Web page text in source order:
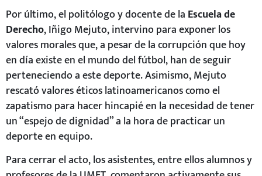
Por último, el politólogo y docente de la Escuela de
Derecho, Iñigo Mejuto, intervino para exponer los
valores morales que, a pesar de la corrupción que hoy
en día existe en el mundo del fútbol, han de seguir
perteneciendo a este deporte. Asimismo, Mejuto
rescató valores éticos latinoamericanos como el
zapatismo para hacer hincapié en la necesidad de tener
un “espejo de dignidad” a la hora de practicar un
deporte en equipo.
Para cerrar el acto, los asistentes, entre ellos alumnos y